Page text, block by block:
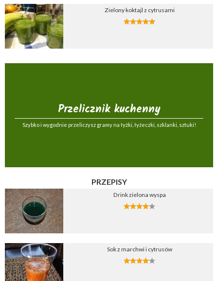
Zielony koktajl z cytrusami
Przelicznik kuchenny
Szybko i wygodnie przeliczysz gramy na łyżki, łyżeczki, szklanki, sztuki!
PRZEPISY
Drink zielona wyspa
Sok z marchwi i cytrusów